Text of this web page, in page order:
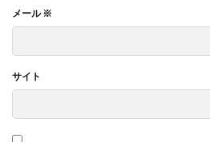
Apple Watchアプリ
握しよう！
メール※
サイト